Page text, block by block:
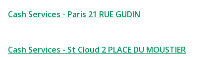
Cash Services - Paris 21 RUE GUDIN
Cash Services - St Cloud 2 PLACE DU MOUSTIER